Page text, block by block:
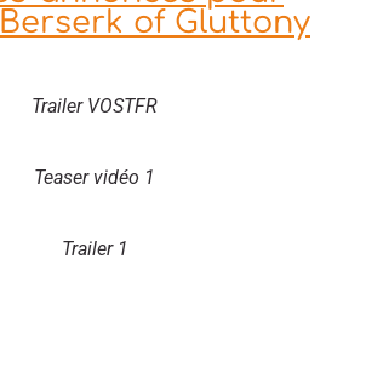
of Gluttony
Trailer VOSTFR
Teaser vidéo 1
Trailer 1